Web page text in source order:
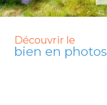
Découvrir le
bien en photos